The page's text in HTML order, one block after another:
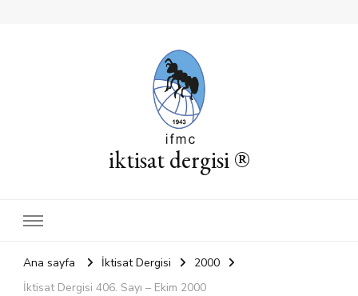
iktisat dergisi ®
Ana sayfa İktisat Dergisi
2000
İktisat Dergisi 406. Sayı – Ekim 2000